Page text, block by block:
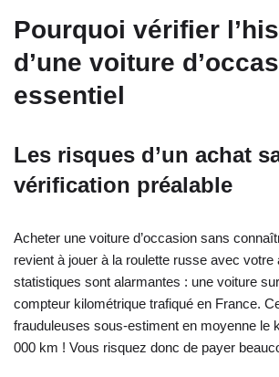
Pourquoi vérifier
d’une voiture
essentiel
Les risques d’un achat
vérification préalable
Acheter une voiture d’occasion sans
revient à jouer à la roulette russe avec votre
statistiques sont alarmantes : une voiture
compteur kilométrique trafiqué en France.
frauduleuses sous-estiment en moyenne le
000 km ! Vous risquez donc de payer